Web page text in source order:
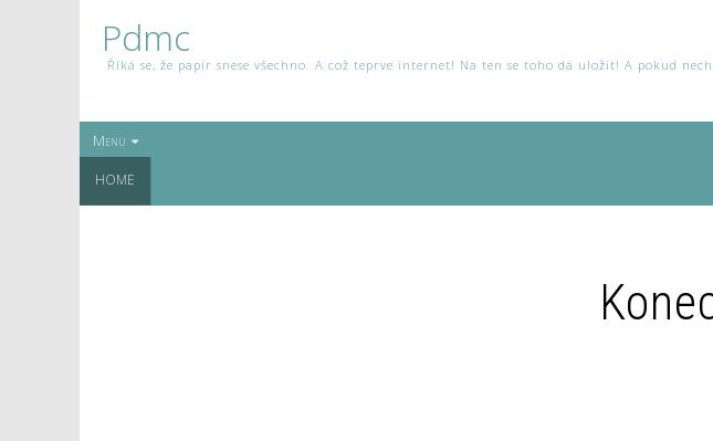
Pdmc
Říká se, že papír snese všechno. A což teprve internet! Na ten se toho dá uložit! A pokud
Menu
HOME